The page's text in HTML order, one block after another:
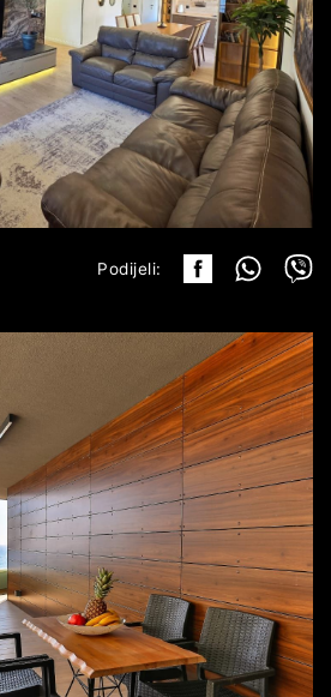
DETALJI
Podijeli: